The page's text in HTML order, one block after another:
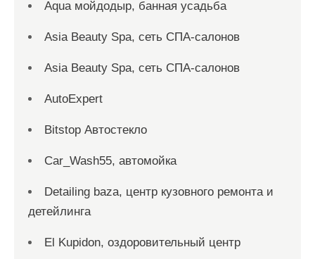
Aqua мойдодыр, банная усадьба
Asia Beauty Spa, сеть СПА-салонов
Asia Beauty Spa, сеть СПА-салонов
AutoExpert
Bitstop Автостекло
Car_Wash55, автомойка
Detailing baza, центр кузовного ремонта и
детейлинга
El Kupidon, оздоровительный центр